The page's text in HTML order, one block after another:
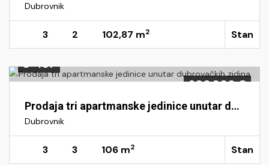
Dubrovnik
3 2 102,87 m2 Stan
900.000 €
S-487
Prodaja tri apartmanske jedinice unutar dubrovačkih zidina
Dubrovnik
3 3 106 m2 Stan